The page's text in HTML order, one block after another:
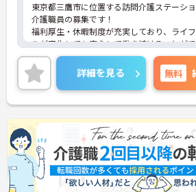
東京都三鷹市に位置する訪問介護ステーシ
介護職員の募集です！
福利厚生・休暇制度が充実しており、ライ
ルが変化しても安心して働き続けることが
境が整っています。
ご興味のある方には、面接対策ポイントなど
に詳細をご案内しますのでお気軽にご相談く
い！
詳細を見る 無料